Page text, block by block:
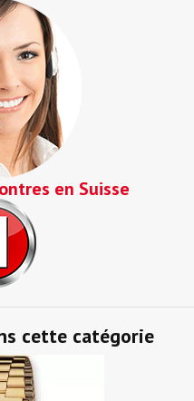
en Suisse
cette catégorie